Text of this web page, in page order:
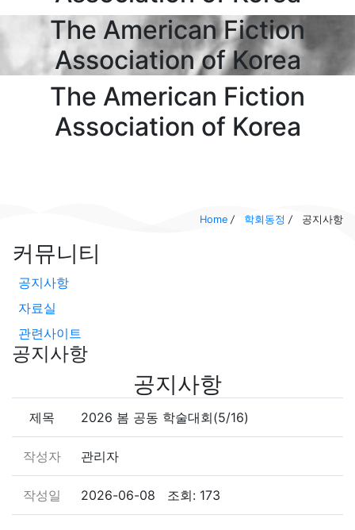
The AmericanFiction
Association ofKorea
The American Fiction
Association ofKorea
Home / 학회동정 / 공지사항
커뮤니티
공지사항
자료실
관련사이트
공지사항
공지사항
제목 2026 봄 공동 학술대회(5/16)
작성자 관리자
작성일 2026-06-08 조회: 173